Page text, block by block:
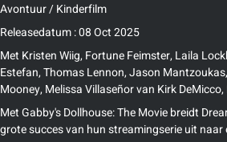
Avontuur / Kinderfilm
Releasedatum : 08 Oct 2025
Met Kristen Wiig, Fortune Feimster, Laila
Estefan, Thomas Lennon, Jason
Mooney, Melissa Villaseñorvan Kirk
Met Gabby's Dollhouse: The Movie breidt
grote succes van hun streamingserie uit